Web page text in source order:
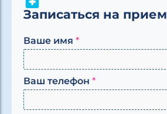
Записаться на прием
Ваше имя *
*
*
и
Ваш телефон *